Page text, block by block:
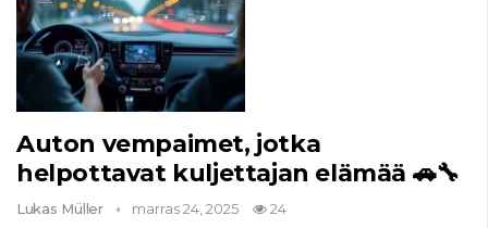
Auton vempaimet, jotka
helpottavat kuljettajan elämää 🚗🔧
Lukas Müller marras 24, 2025 24